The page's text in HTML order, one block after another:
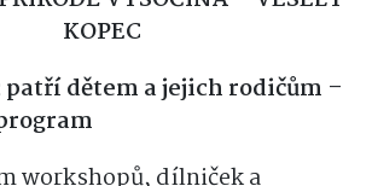
VYSOČINA – VESELÝ
KOPEC
dětem a jejich rodičům –